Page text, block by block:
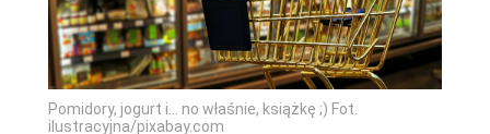
Pomidory, jogurt i... no właśnie, książkę ;) Fot.
ilustracyjna/pixabay.com